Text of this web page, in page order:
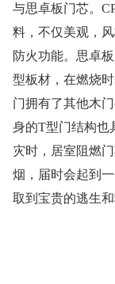
与思卓板门芯。
料，不仅美观，
防火功能。思卓
型板材，在燃烧
门拥有了其他木
身的T型门结构也
灾时，居室阻燃
烟，届时会起到
取到宝贵的逃生和